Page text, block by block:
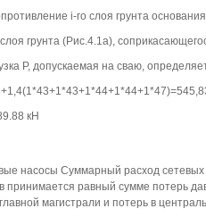
i-го слоя грунта
грунта (Рис.4.1а),
Р, допускаемая на сваю,
кН
насосы Суммарный расход сетевых
принимается равный сумме потерь
магистрали и потерь в